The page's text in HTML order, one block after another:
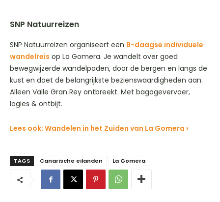
SNP Natuurreizen
SNP Natuurreizen organiseert een 8-daagse individuele
wandelreis op La Gomera. Je wandelt over goed
bewegwijzerde wandelpaden, door de bergen en langs de
kust en doet de belangrijkste bezienswaardigheden aan.
Alleen Valle Gran Rey ontbreekt. Met bagagevervoer,
logies & ontbijt.
Lees ook: Wandelen in het Zuiden van La Gomera ›
TAGS Canarische eilanden La Gomera